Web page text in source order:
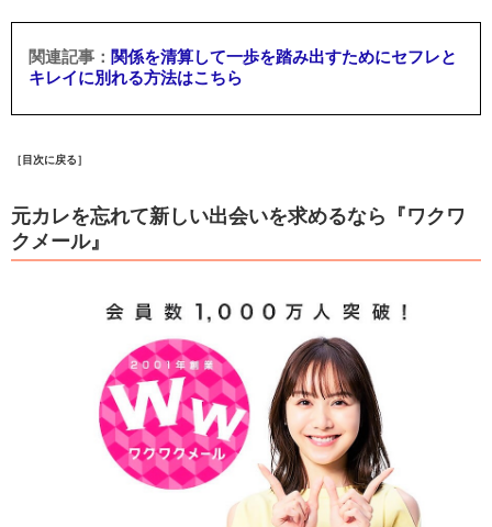
関係を清算して一歩を踏み出すためにセフレと
キレイに別れる方法はこちら
［目次に戻る］
元カレを忘れて新しい出会いを求めるなら『ワクワ
クメール』